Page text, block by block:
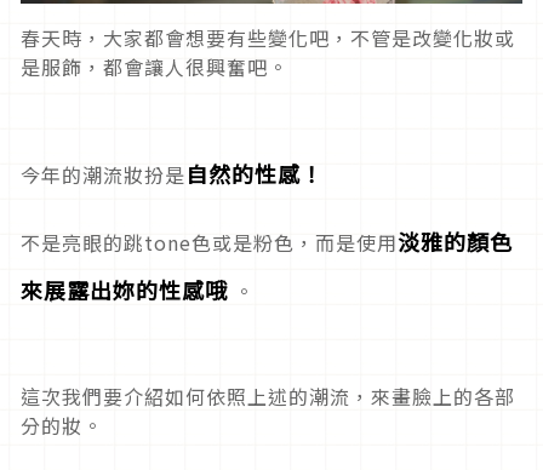
春天時，大家都會想要有些變化吧，不管是改變化妝或
是服飾，都會讓人很興奮吧。
今年的潮流妝扮是自然的性感！
不是亮眼的跳tone色或是粉色，而是使用淡雅的顏色
來展露出妳的性感哦 。
這次我們要介紹如何依照上述的潮流，來畫臉上的各部
分的妝。